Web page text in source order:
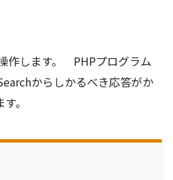
作します。 PHPプログラム
からしかるべき応答がか
。